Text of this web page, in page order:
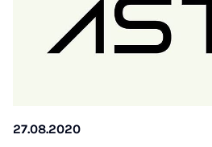
27.08.2020